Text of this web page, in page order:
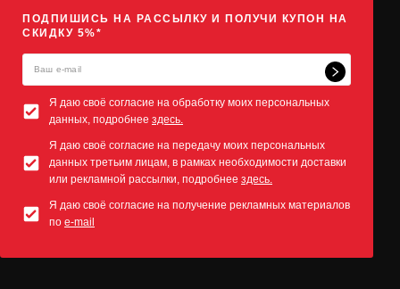
ПОДПИШИСЬ НА РАССЫЛКУ И ПОЛУЧИ КУПОН НА
СКИДКУ 5%*
Я даю своё согласие на обработку моих персональных
данных, подробнее здесь.
Я даю своё согласие на передачу моих персональных
данных третьим лицам, в рамках необходимости доставки
или рекламной рассылки, подробнее здесь.
Я даю своё согласие на получение рекламных материалов
по e-mail